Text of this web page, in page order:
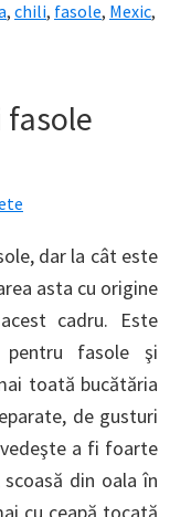
, chili, fasole, Mexic,
fasole
dar la cât este
asta cu origine
cadru. Este
pentru fasole şi
toată bucătăria
de gusturi
a fi foarte
din oala în
cu ceapă tocată